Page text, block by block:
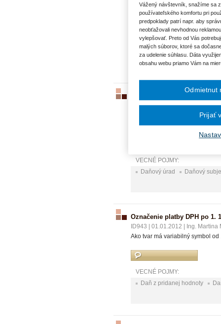
VECNÉ POJMY:
Daňový úrad
Poistenie
Registrácia
ID944| 01.01.2012|Ing. Martina
Ako má byť po 1.1. 2012
vzniká daňová povinnosť dňa
VECNÉ POJMY:
Daňový úrad
Daňový
Označenie platby DPH po 1.
ID943 01.01.2012
Ing. Martina
Ako tvar má variabilný symbol
VECNÉ POJMY:
Daň z pridanej hodnoty
Vážený návštevník, snažíme sa
používateľského komfortu pri
predpoklady patrí napr. aby
neobťažovali nevhodnou
vylepšovať. Preto od Vás
malých súborov, ktoré sa
za udelenie súhlasu. Dáta
obsahu webu priamo Vám na
Odmietnut
Prijať